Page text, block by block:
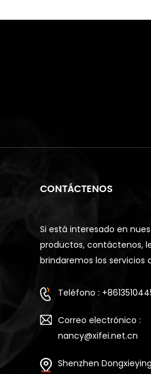
CONTÁCTENOS
Si está interesado en
productos, contáctenos,
brindaremos los servicios
Teléfono :
Correo electrónico :
nancy@xifei.net.cn
Shenzhen